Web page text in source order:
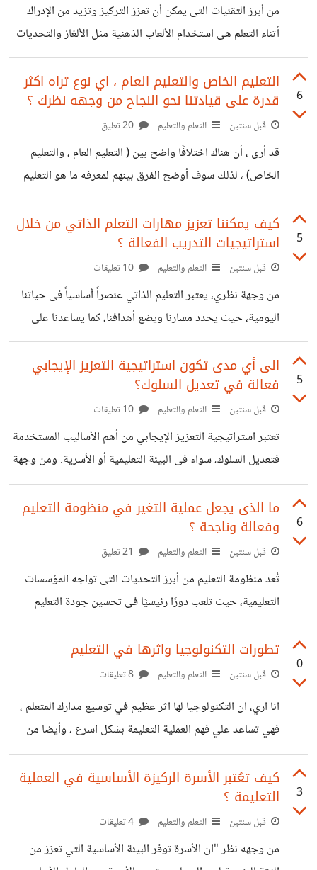
على الكمية بدلاً من الجودة فى البداية، حيث تُعتبر جميع الأفكار
ذات قيمة، كما يُشجع هذا الأسلوب على دمج الأفكار وتطويرها،
مما يساهم فى
من أبرز التقنيات التى يمكن أن تعزز التركيز وتزيد من الإدراك
أثناء التعلم هى استخدام الألعاب الذهنية مثل الألغاز والتحديات
المنطقية هذه الأنشطة لا تساهم فقط فى تنمية مهارات التفكير
بل تعزز أيضًا القدره على التركيز بشكل تدريجي، كما تلعب البيئة
الصفية دورًا محوريًا فى تعزيز الانتباه، لذا فمن الضروري أن
تتوفر فترات راحة قصيرة تتيح للأطفال الانتقال بين الأنشطة
البدنية والعقلية. وايضا تحديد الأهداف يعد أداة فعالة أيضًا
لتحسين التركيز، ويجب أن نعمل على التخلص من التفكير
6
التعليم الخاص والتعليم العام ، اي نوع تراه اكثر
قدرة على قيادتنا نحو النجاح من وجهه نظرك ؟
قبل سنتين التعلم والتعليم
قد أرى ، أن هناك اختلافًا واضح بين ( التعليم العام ، والتعليم
الخاص) ، لذلك سوف أوضح الفرق بينهم لمعرفه ما هو التعليم
الناجح من وجهه نظري : أولا من حيث "الرسوم و كفاءة التعليم"
فى ( التعليم العام) ، غالبًا ما يكون التعليم مجانيًا، حيث تتحمل
الدولة تكاليفه، مما يجعله متاحًا للجميع ، بينما فى ( التعليم
الخاص )، يتحمل أولياء الأمور الرسوم المدرسية التى تتغير من
عام إلى عام حسب الصف الدراسي، مما يمكن أن يكون عبئًا
5
كيف يمكننا تعزيز مهارات التعلم الذاتي من خلال
استراتيجيات التدريب الفعالة ؟
قبل سنتين التعلم والتعليم
من وجهة نظري، يعتبر التعليم الذاتي عنصراً أساسياً فى حياتنا
اليومية، حيث يحدد مسارنا ويضع أهدافنا، كما يساعدنا على
التكيف مع التغيرات السريعة التى نشهدها، إنه يسهم فى تنمية
مهارات جديدة، مما يجعل من الضروري تعزيز هذه الاستراتيجية.
لنبدأ بتحديد الأهداف بوضوح، حيث يجب أن تكون هذه الأهداف
قابلة للتحقيق ومحددة بشكل جيد ، من المهم أيضاً أن نحدد إطاراً
زمنياً لكل هدف، مما يسهل علينا متابعة تقدمنا. إن خلق بيئة
تعليمية ملائمة يُعدّ من العوامل الأساسية فى تعزيز التعلم
5
الى أي مدى تكون استراتيجية التعزيز الإيجابي
فعالة في تعديل السلوك؟
قبل سنتين التعلم والتعليم
تعتبر استراتيجية التعزيز الإيجابي من أهم الأساليب المستخدمة
فتعديل السلوك، سواء فى البيئة التعليمية أو الأسرية. ومن وجهة
نظري، يمكننا تحقيق نتائج فعالة من خلال تطبيق هذه
الاستراتيجية بشكل مدروس. لذلك يجب ان نقوم ببعض
الخطوات ومنها : اولا ، تحديد السلوك الذي نرغب فى تغييره،
فعندما نكون واضحين بشأن السلوكيات المستهدفة، نكون فى
موقف أفضل للتعامل معها ، بعد ذلك، يأتي دور المكافآت والهدايا
الصغيرة، التى تلعب دورًا حيويًا فى تشجيع الأطفال على تكرار
6
ما الذى يجعل عملية التغير في منظومة التعليم
وفعالة وناجحة ؟
قبل سنتين التعلم والتعليم
تُعد منظومة التعليم من أبرز التحديات التى تواجه المؤسسات
التعليمية، حيث تلعب دورًا رئيسيًا فى تحسين جودة التعليم
وإعداد الطلاب لمواجهة التحديات التى قد يوجهونها مستقبلًا. ما
رايك فى تغير المنظومة التعليمية بشكل مستمر ،وهل سيصل هذا
التغير المستمر فى المنظومة التعليمية الى النجاح ام لا ؟
0
تطورات التكنولوجيا واثرها في التعليم
قبل سنتين التعلم والتعليم
انا اري، ان التكنولوجيا لها اثر عظيم في توسيع مدارك المتعلم ،
فهي تساعد علي فهم العملية التعليمة بشكل اسرع ، وأيضا من
وجهة نظري انها تساعد علي النمو العقلي والفكري لدي المتعلم ،
وتساعد أيضا علي التطور الذهني وتقويه المهارات بشكل اسرع
مثلا عند دخول التكنولوجيا علي المعلم ساعدته في معرفه
أساليب كثيره لجعل المتعلم يفهم العملية التعليمة بصوره اوضح
اتمني ان تشاركوني في بعض الآراء لاثر التكنولوجيا علي التعليم
3
كيف تعُتبر الأسرة الركيزة الأساسية في العملية
التعليمة ؟
قبل سنتين التعلم والتعليم
من وجهه نظر "ان الأسرة توفر البيئة الأساسية التي تعزز من